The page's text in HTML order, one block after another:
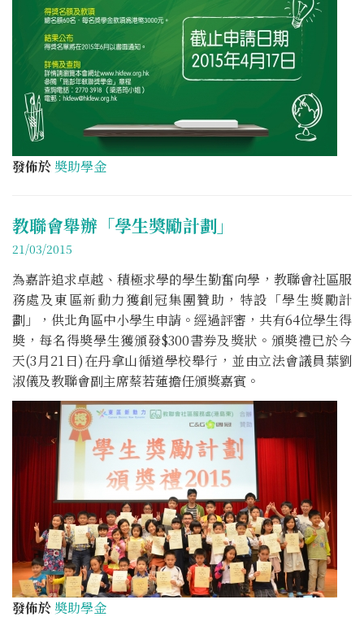
發佈於 奬助學金
教聯會舉辦「學生獎勵計劃」
21/03/2015
為嘉許追求卓越、積極求學的學生勤奮向學，教聯會社區服
務處及東區新動力獲創冠集團贊助，特設「學生獎勵計
劃」，供北角區中小學生申請。經過評審，共有64位學生得
奬，每名得奬學生獲頒發$300書券及獎狀。頒奬禮已於今
天(3月21日)在丹拿山循道學校舉行，並由立法會議員葉劉
淑儀及教聯會副主席蔡若蓮擔任頒獎嘉賓。
發佈於 奬助學金